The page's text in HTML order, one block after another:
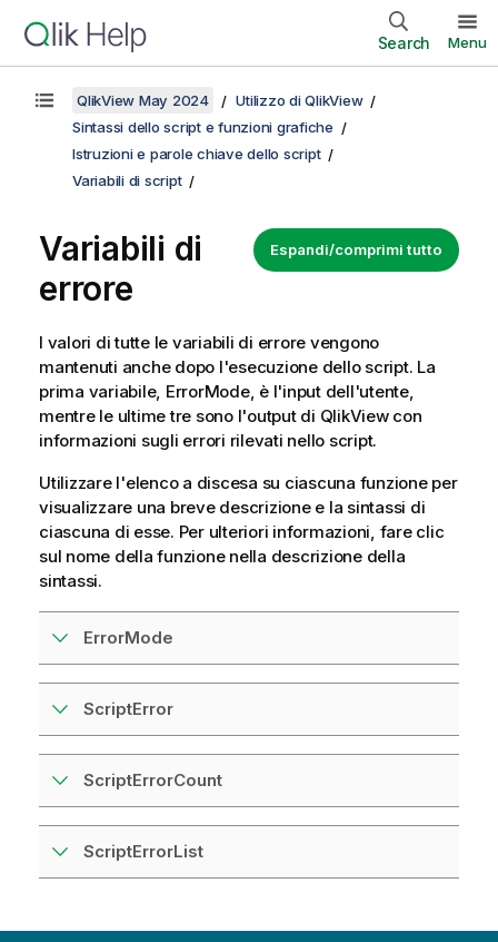
Search Menu
QlikView May 2024
Utilizzo di QlikView
Sintassi dello script e funzioni grafiche
Istruzioni e parole chiave dello script
Variabili di script
Espandi/comprimi tutto
Variabili di
errore
I valori di tutte le variabili di errore vengono
mantenuti anche dopo l'esecuzione dello script. La
prima variabile, ErrorMode, è l'input dell'utente,
mentre le ultime tre sono l'output di QlikViewcon
informazioni sugli errori rilevati nello script.
Utilizzare l'elenco a discesa su ciascuna funzione per
visualizzare una breve descrizione e la sintassi di
ciascuna di esse. Per ulteriori informazioni, fare clic
sul nome della funzione nella descrizione della
sintassi.
ErrorMode
ScriptError
ScriptErrorCount
ScriptErrorList